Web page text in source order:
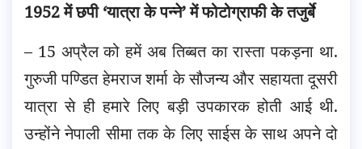
1952 में छपी ‘यात्रा के पन्ने’ में फोटोग्राफी के तजुर्बे
– 15 अप्रैल को हमें अब तिब्बत का रास्ता पकड़ना था.
गुरुजी पण्डित हेमराज शर्मा के सौजन्य और सहायता दूसरी
यात्रा से ही हमारे लिए बड़ी उपकारक होती आई थी.
उन्होंने नेपाली सीमा तक के लिए साईस के साथ अपने दो